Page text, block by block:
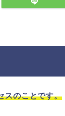
スのことです。